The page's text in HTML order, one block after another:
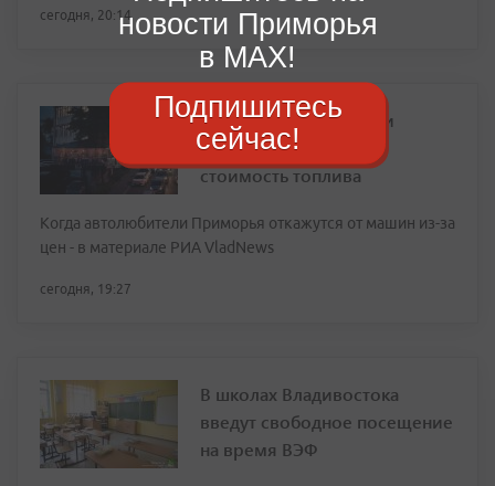
сегодня, 20:14
Приморские водители
назвали предельную
стоимость топлива
Когда автолюбители Приморья откажутся от машин из-за
цен - в материале РИА VladNews
сегодня, 19:27
В школах Владивостока
введут свободное посещение
на время ВЭФ
новости Приморья
в MAX!
Подпишитесь
сейчас!